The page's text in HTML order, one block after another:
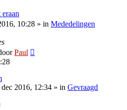
10:28 » in Mededelingen
Paul
dec 2016, 12:34 » in Gevraagd